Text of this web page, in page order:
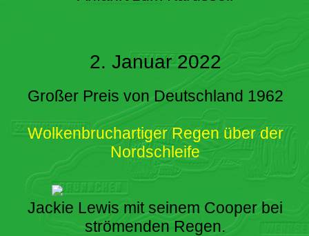
2. Januar 2022
Großer Preis von Deutschland 1962
Wolkenbruchartiger Regen über der
Nordschleife
Jackie Lewis mit seinem Cooper bei
strömenden Regen.